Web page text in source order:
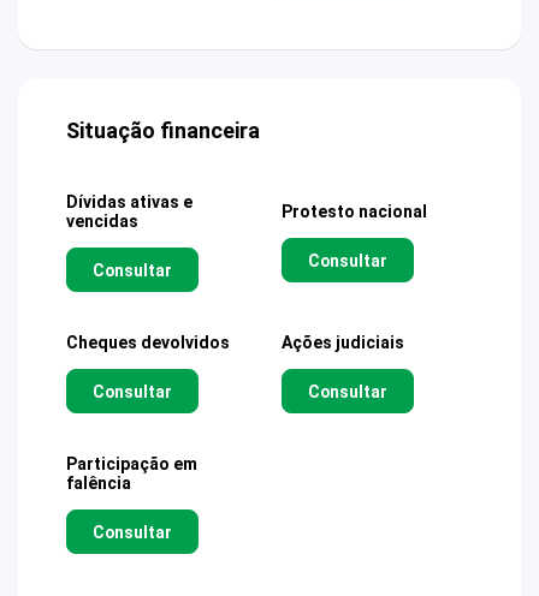
Situação financeira
Dívidas ativas e
vencidas
Consultar
Protesto nacional
Consultar
Cheques devolvidos
Consultar
Ações judiciais
Consultar
Participação em
falência
Consultar